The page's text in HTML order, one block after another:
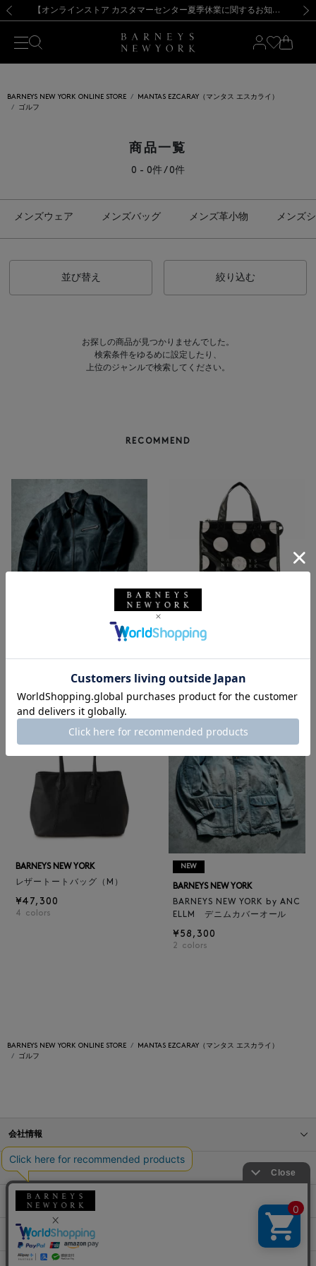
新規登録のお客様も対象！＜MY BARNEYS＞会員のお客様は11,000円（税込）以上のお買上げで常時送料無料！お買い物の際は会員登録を！
【夏季休業に伴う出荷一時停止のお知らせ】(2026.8.7) 【オンラインストア カスタマーセンター夏季休業に関するお知らせ】（2026.8.7）
【夏季休業に伴う返品・交換承り一時停止のお知らせ】（2026.8.5）
熊本県を中心とした地震の影響によるお荷物のお届けについて
【開催中】SUMMER SALEのご案内・ご注意事項 新規登録のお客様も対象！＜MY BARNEYS＞会員のお客様は11,000円（税込）以上のお買上げで常時送料無料！お買い物の際は会員登録を！
【夏季休業に伴う出荷一時停止のお知らせ】(2026.8.7)
BARNEYS NEW YORK ONLINE STORE
MANTAS EZCARAY（マンタス エスカライ）
ゴルフ
商品一覧
0 - 0件 / 0件
メンズウェア メンズバッグ メンズ革小物 メンズ
並び替え 絞り込む
お探しの商品が見つかりませんでした。
検索条件をゆるめに設定したり、
上位のジャンルで検索してください。
RECOMMEND
ELLM ホースレザーブルゾン
¥165,000
NEW
グ／ドット柄
¥6,600
BARNEYS NEW YORK
レザートートバッグ（M）
¥47,300
4 colors
NEW
BARNEYS NEW YORK
BARNEYS NEW YORK by ANC
ELLM デニムカバーオール
¥58,300
2 colors
BARNEYS NEW YORK ONLINE STORE
MANTAS EZCARAY（マンタス エスカライ）
ゴルフ
会社情報
オンラインストアショッピングガイド
店舗情報
サービス